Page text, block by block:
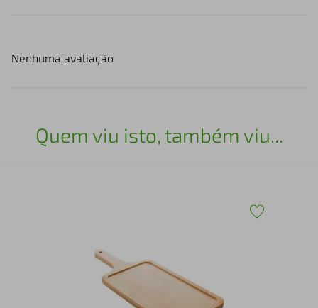
Nenhuma avaliação
Quem viu isto, também viu...